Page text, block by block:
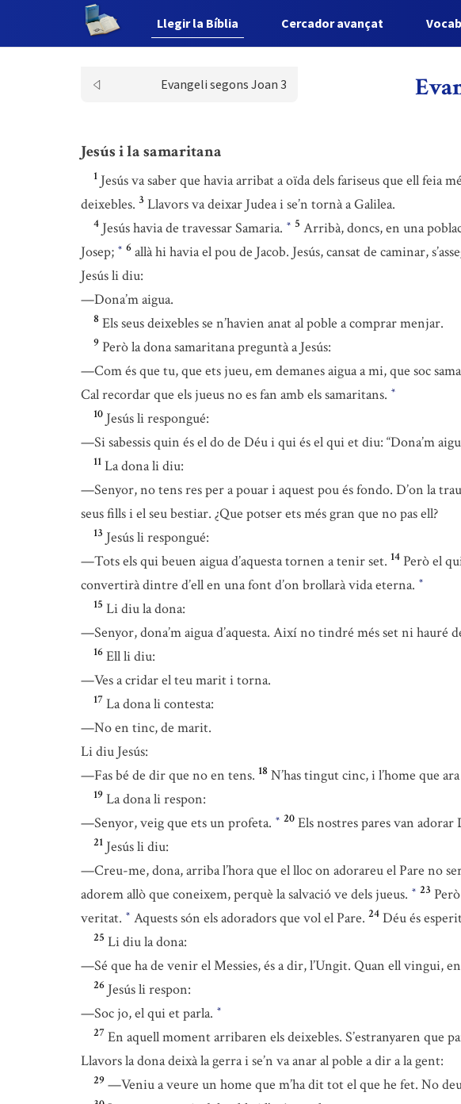
Llegir la Bíblia Cercador avançat
Evangeli segons Joan 3
Jesús i la samaritana
1 Jesús va saber que havia arribat a oïda dels fariseus que ell feia
deixebles. 3 Llavors va deixar Judea i se’n tornà a Galilea.
4 Jesús havia de travessar Samaria. * 5 Arribà, doncs, en una
Josep; * 6 allà hi havia el pou de Jacob. Jesús, cansat de caminar,
Jesús li diu:
—Dona’m aigua.
8 Els seus deixebles se n’havien anat al poble a comprar menjar.
9 Però la dona samaritana preguntà a Jesús:
—Com és que tu, que ets jueu, em demanes aigua a mi, que soc
Cal recordar que els jueus no es fan amb els samaritans. *
10 Jesús li respongué:
—Si sabessis quin és el do de Déu i qui és el qui et diu: “Dona’m
11 La dona li diu:
—Senyor, no tens res per a pouar i aquest pou és fondo. D’on la
seus fills i el seu bestiar. ¿Que potser ets més gran que no pas ell?
13 Jesús li respongué:
—Tots els qui beuen aigua d’aquesta tornen a tenir set. 14 Però el
convertirà dintre d’ell en una font d’on brollarà vida eterna. *
15 Li diu la dona:
—Senyor, dona’m aigua d’aquesta. Així no tindré més set ni hauré
16 Ell li diu:
—Ves a cridar el teu marit i torna.
17 La dona li contesta:
—No en tinc, de marit.
Li diu Jesús:
—Fas bé de dir que no en tens. 18 N’has tingut cinc, i l’home que
19 La dona li respon:
—Senyor, veig que ets un profeta. * 20 Els nostres pares van adorar
21 Jesús li diu:
—Creu-me, dona, arriba l’hora que el lloc on adorareu el Pare no
adorem allò que coneixem, perquè la salvació ve dels jueus. * 23
veritat. * Aquests són els adoradors que vol el Pare. 24 Déu és
25 Li diu la dona:
—Sé que ha de venir el Messies, és a dir, l’Ungit. Quan ell vingui,
26 Jesús li respon:
—Soc jo, el qui et parla. *
27 En aquell moment arribaren els deixebles. S’estranyaren que
Llavors la dona deixà la gerra i se’n va anar al poble a dir a la gent:
29 —Veniu a veure un home que m’ha dit tot el que he fet. No